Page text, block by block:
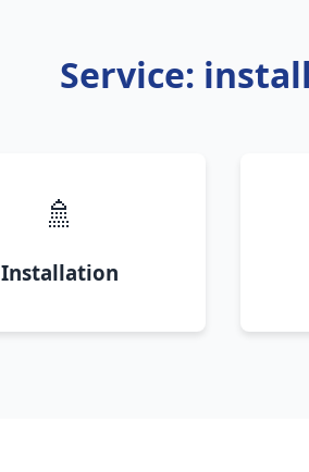
Service:
🚿
Installation